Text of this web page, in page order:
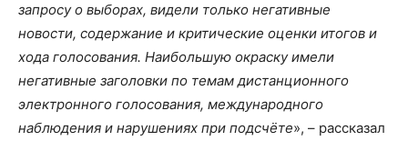
запросу о выборах, видели только негативные
новости, содержание и критические оценки итогов и
хода голосования. Наибольшую окраску имели
негативные заголовки по темам дистанционного
электронного голосования, международного
наблюдения и нарушениях при подсчёте», – рассказал